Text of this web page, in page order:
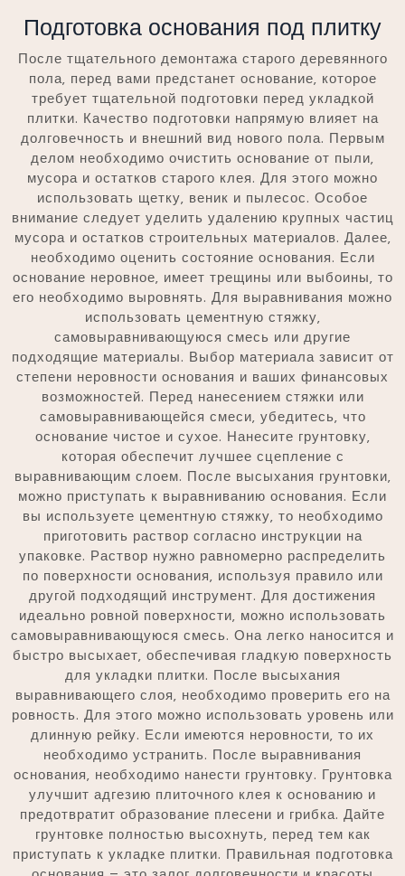
Подготовка основания под плитку
После тщательного демонтажа старого деревянного
пола‚ перед вами предстанет основание‚ которое
требует тщательной подготовки перед укладкой
плитки. Качество подготовки напрямую влияет на
долговечность и внешний вид нового пола. Первым
делом необходимо очистить основание от пыли‚
мусора и остатков старого клея. Для этого можно
использовать щетку‚ веник и пылесос. Особое
внимание следует уделить удалению крупных частиц
мусора и остатков строительных материалов. Далее‚
необходимо оценить состояние основания. Если
основание неровное‚ имеет трещины или выбоины‚ то
его необходимо выровнять. Для выравнивания можно
использовать цементную стяжку‚
самовыравнивающуюся смесь или другие
подходящие материалы. Выбор материала зависит от
степени неровности основания и ваших финансовых
возможностей. Перед нанесением стяжки или
самовыравнивающейся смеси‚ убедитесь‚ что
основание чистое и сухое. Нанесите грунтовку‚
которая обеспечит лучшее сцепление с
выравнивающим слоем. После высыхания грунтовки‚
можно приступать к выравниванию основания. Если
вы используете цементную стяжку‚ то необходимо
приготовить раствор согласно инструкции на
упаковке. Раствор нужно равномерно распределить
по поверхности основания‚ используя правило или
другой подходящий инструмент. Для достижения
идеально ровной поверхности‚ можно использовать
самовыравнивающуюся смесь. Она легко наносится и
быстро высыхает‚ обеспечивая гладкую поверхность
для укладки плитки. После высыхания
выравнивающего слоя‚ необходимо проверить его на
ровность. Для этого можно использовать уровень или
длинную рейку. Если имеются неровности‚ то их
необходимо устранить. После выравнивания
основания‚ необходимо нанести грунтовку. Грунтовка
улучшит адгезию плиточного клея к основанию и
предотвратит образование плесени и грибка. Дайте
грунтовке полностью высохнуть‚ перед тем как
приступать к укладке плитки. Правильная подготовка